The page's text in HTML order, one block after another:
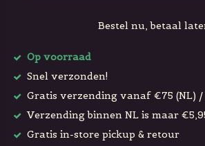
Bestel nu, betaal
Op voorraad
Snel verzonden!
Gratis verzending vanaf €75 (NL) /
Verzending binnen NL is maar
Gratis in-store pickup & retour